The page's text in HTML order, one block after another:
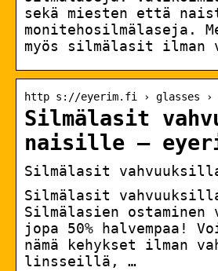
sekä miesten että
monitehosilmälaseja.
myös silmälasit ilman
http s://eyerim.fi › glasses ›
Silmälasit
naisille –
Silmälasit
Silmälasit
Silmälasien ostaminen
jopa 50% halvempaa!
nämä kehykset ilman
linsseillä, …